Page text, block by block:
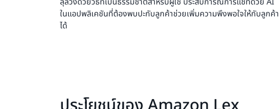
ในแอปพลิเคชันที่ต้องพบปะกับลูกค้าช่วยเพิ่มความพึงพอใจให้กับลูกค้า
ได้